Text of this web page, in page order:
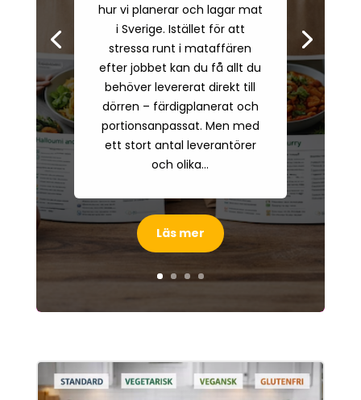
hur vi planerar och lagar mat
i Sverige. Istället för att
stressa runt i mataffären
efter jobbet kan du få allt du
behöver levererat direkt till
dörren – färdigplanerat och
portionsanpassat. Men med
ett stort antal leverantörer
och olika...
Läs mer